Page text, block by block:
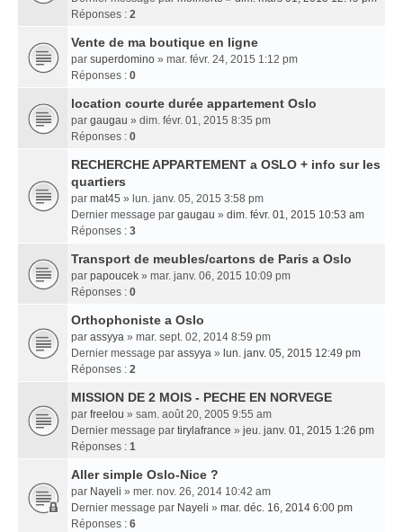
Réponses : 2
Vente de ma boutique en ligne
par superdomino » mar. févr. 24, 2015 1:12 pm
Réponses : 0
location courte durée appartement Oslo
par gaugau » dim. févr. 01, 2015 8:35 pm
Réponses : 0
RECHERCHE APPARTEMENT a OSLO + info sur les
quartiers
par mat45 » lun. janv. 05, 2015 3:58 pm
Dernier message par gaugau » dim. févr. 01, 2015 10:53 am
Réponses : 3
Transport de meubles/cartons de Paris a Oslo
par papoucek » mar. janv. 06, 2015 10:09 pm
Réponses : 0
Orthophoniste a Oslo
par assyya » mar. sept. 02, 2014 8:59 pm
Dernier message par assyya » lun. janv. 05, 2015 12:49 pm
Réponses : 2
MISSION DE 2 MOIS - PECHE EN NORVEGE
par freelou » sam. août 20, 2005 9:55 am
Dernier message par tirylafrance » jeu. janv. 01, 2015 1:26 pm
Réponses : 1
Aller simple Oslo-Nice ?
par Nayeli » mer. nov. 26, 2014 10:42 am
Dernier message par Nayeli » mar. déc. 16, 2014 6:00 pm
Réponses : 6